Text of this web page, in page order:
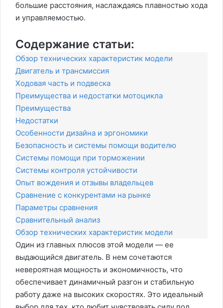
большие расстояния, наслаждаясь плавностью хода
и управляемостью.
Содержание статьи:
Обзор технических характеристик модели
Двигатель и трансмиссия
Ходовая часть и подвеска
Преимущества и недостатки мотоцикла
Преимущества
Недостатки
Особенности дизайна и эргономики
Безопасность и системы помощи водителю
Системы помощи при торможении
Системы контроля устойчивости
Опыт вождения и отзывы владельцев
Сравнение с конкурентами на рынке
Параметры сравнения
Сравнительный анализ
Обзор технических характеристик модели
Один из главных плюсов этой модели — ее
выдающийся двигатель. В нем сочетаются
невероятная мощность и экономичность, что
обеспечивает динамичный разгон и стабильную
работу даже на высоких скоростях. Это идеальный